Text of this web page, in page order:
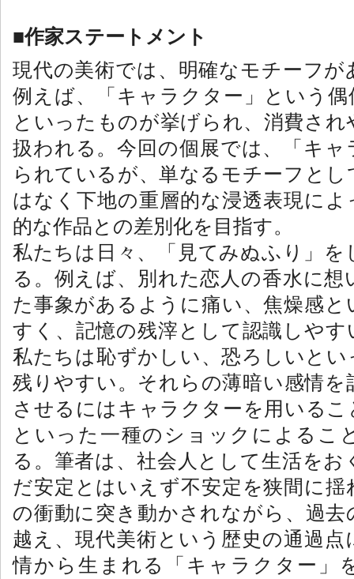
■作家ステートメント
現代の美術では、明確なモチーフ
例えば、「キャラクター」という
といったものが挙げられ、消費さ
扱われる。今回の個展では、「キ
られているが、単なるモチーフと
はなく下地の重層的な浸透表現に
的な作品との差別化を目指す。
私たちは日々、「見てみぬふり」
る。例えば、別れた恋人の香水に
た事象があるように痛い、焦燥感
すく、記憶の残滓として認識しや
私たちは恥ずかしい、恐ろしいと
残りやすい。それらの薄暗い感情
させるにはキャラクターを用いる
といった一種のショックによるこ
る。筆者は、社会人として生活を
だ安定とはいえず不安定を狭間に
の衝動に突き動かされながら、過
越え、現代美術という歴史の通過
情から生まれる「キャラクター」